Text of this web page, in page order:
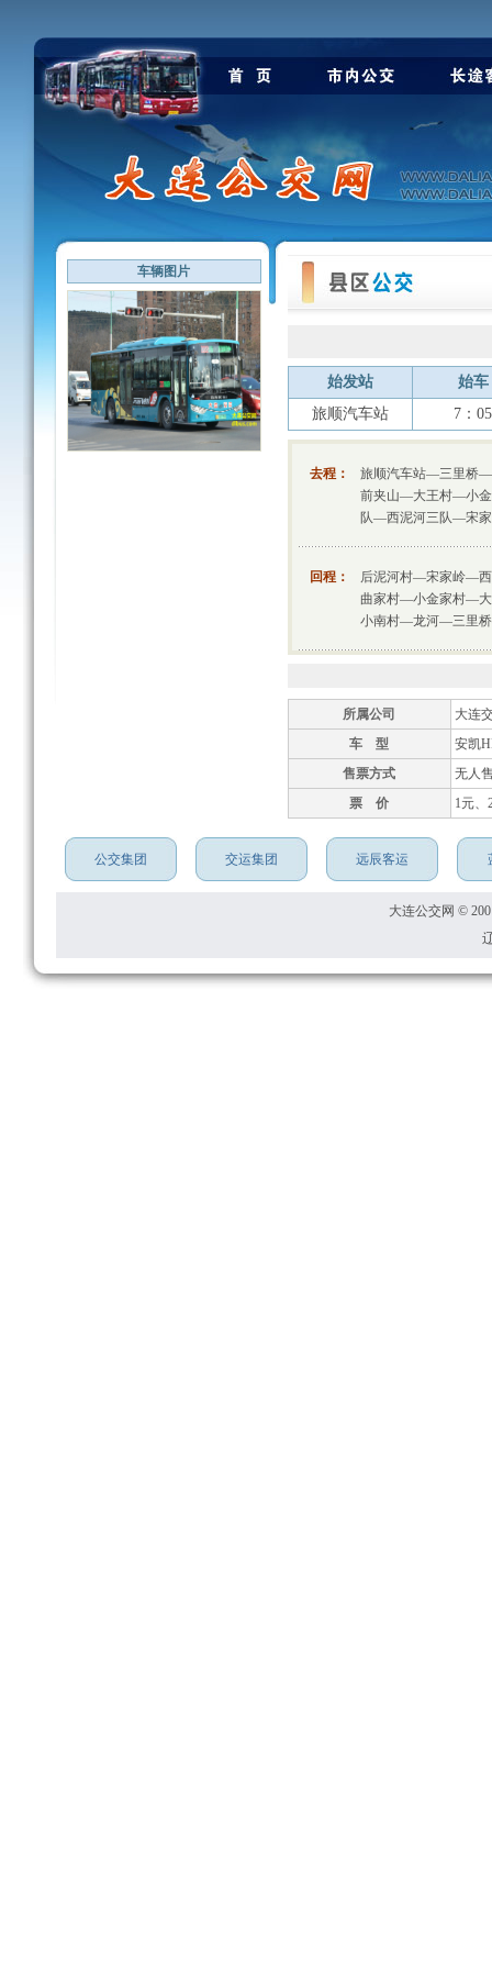
车辆图片
始发站
始车
旅顺汽车站
7：
去程：
旅顺汽车站—三里桥
前夹山—大王村—小
队—西泥河三队—宋
回程：
后泥河村—宋家岭—
曲家村—小金家村—
小南村—龙河—三里
所属公司
大连
车 型
安凯
售票方式
无人
票 价
1元、
公交集团 交运集团 远辰客运
大连公交网 ©